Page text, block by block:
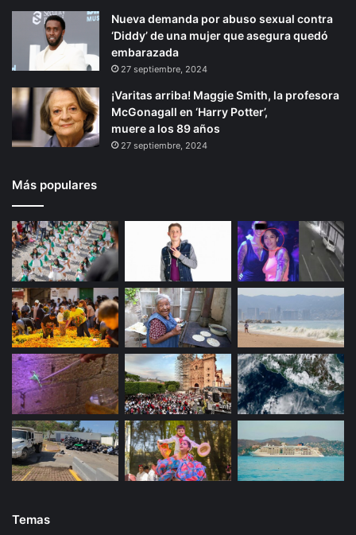
Nueva demanda por abuso sexual contra
‘Diddy’ de una mujer que asegura quedó
embarazada
27 septiembre, 2024
¡Varitas arriba! Maggie Smith, la profesora
McGonagall en ‘Harry Potter’,
muere a los 89 años
27 septiembre, 2024
Más populares
Temas